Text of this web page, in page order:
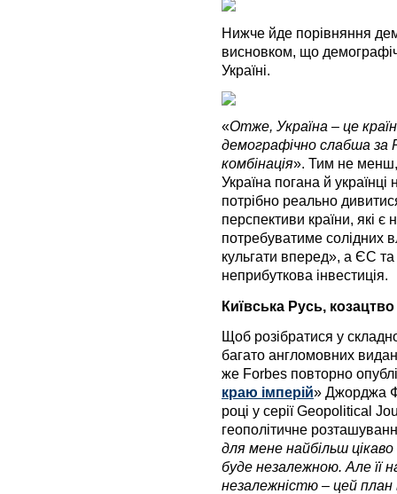
Нижче йде порівняння
висновком, що
Україні.
«Отже, Україна – це
демографічно слабша за
комбінація». Тим не менш,
Україна погана й
потрібно реально
перспективи країни, які
потребуватиме солідних
кульгати вперед», а ЄС
неприбуткова інвестиція.
Київська Русь,
Щоб розібратися у
багато англомовних
же Forbes повторно
краю імперій» Джорджа
році у серії Geopolitical
геополітичне
для мене найбільш
буде незалежною. Але її
незалежністю – цей